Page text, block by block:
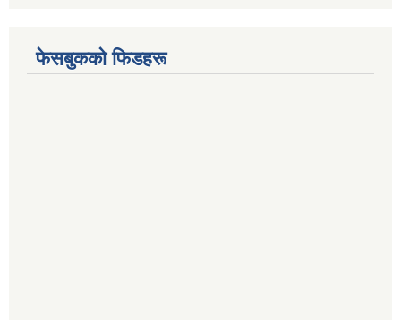
फेसबुकको फिडहरू